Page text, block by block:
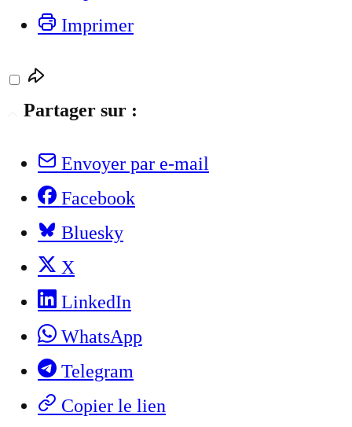
Imprimer
Partager sur :
Envoyer par e-mail
Facebook
Bluesky
X
LinkedIn
WhatsApp
Telegram
Copier le lien